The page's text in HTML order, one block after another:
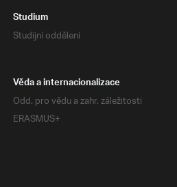
Studium
Studijní oddělení
Věda a internacionalizace
Odd. pro vědu a zahr. záležitosti
ERASMUS+